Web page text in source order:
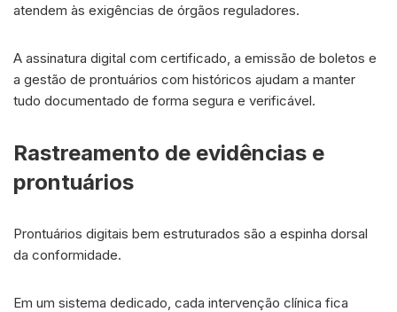
atendem às exigências de órgãos reguladores.
A assinatura digital com certificado, a emissão de boletos e
a gestão de prontuários com históricos ajudam a manter
tudo documentado de forma segura e verificável.
Rastreamento de evidências e
prontuários
Prontuários digitais bem estruturados são a espinha dorsal
da conformidade.
Em um sistema dedicado, cada intervenção clínica fica